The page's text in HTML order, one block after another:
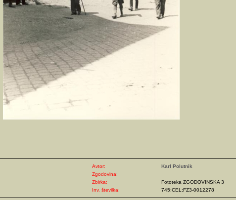
Avtor:
Karl Polutnik
Zgodovina:
Zbirka:
Fototeka ZGODOVINSKA 3
Inv. številka: 745:CEL;FZ3-0012278